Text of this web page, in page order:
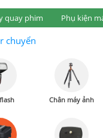
quay phim Phụ kiện
chuyển
Chân máy ảnh